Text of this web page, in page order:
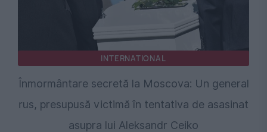
INTERNATIONAL
Înmormântare secretă la Moscova: Un general
rus, presupusă victimă în tentativa de asasinat
asupra lui Aleksandr Ceiko